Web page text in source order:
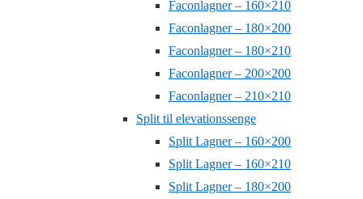
Faconlagner – 160×210
Faconlagner – 180×200
Faconlagner – 180×210
Faconlagner – 200×200
Faconlagner – 210×210
Split til elevationssenge
Split Lagner – 160×200
Split Lagner – 160×210
Split Lagner – 180×200